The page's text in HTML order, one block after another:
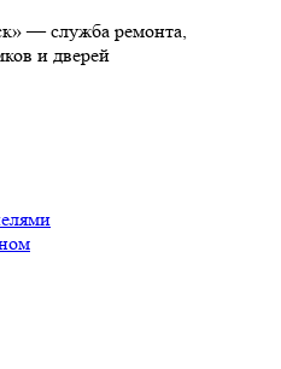
— служба ремонта,
и дверей